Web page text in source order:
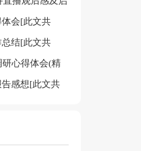
会[此文共
结[此文共
心得体会(精
感想[此文共